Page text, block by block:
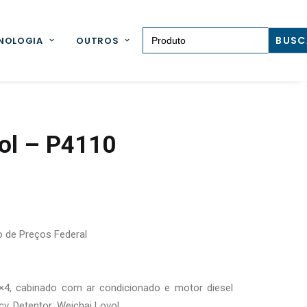
OUTROS
Search for:
– P4110
de Preços Federal
cabinado com ar condicionado e motor diesel